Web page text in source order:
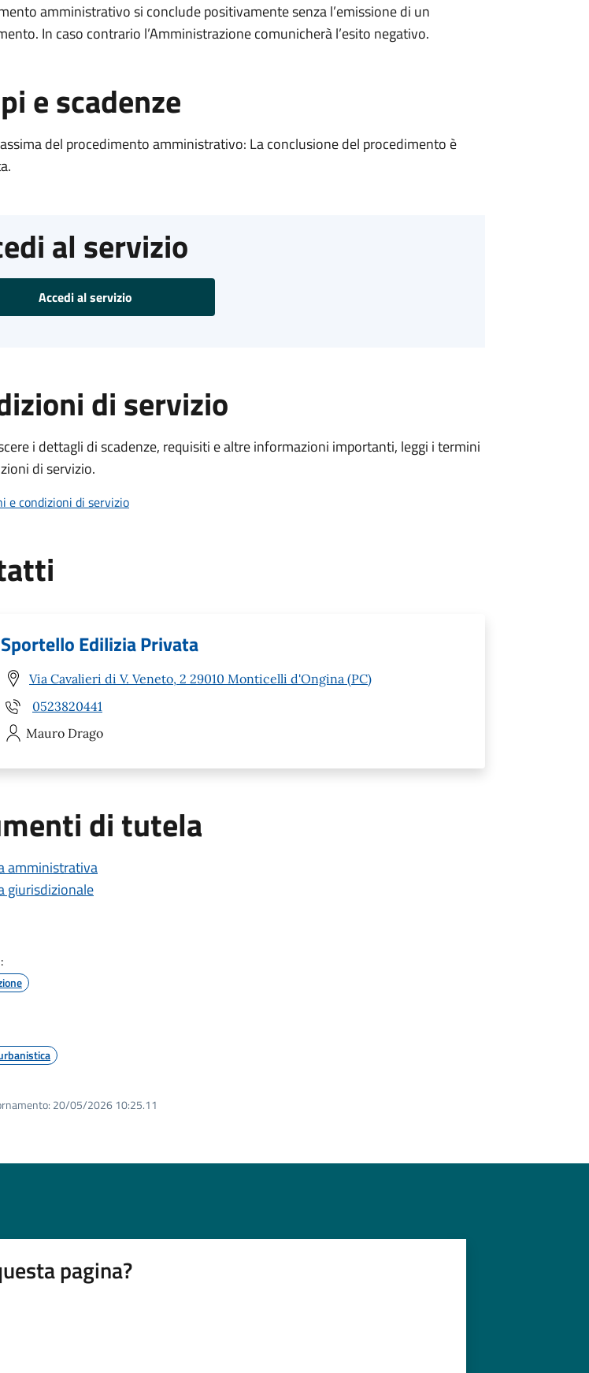
amministrativo si conclude positivamente senza l’emissione di un
In caso contrario l’Amministrazione comunicherà l’esito negativo.
e scadenze
del procedimento amministrativo: La conclusione del procedimento è
al servizio
Accedi al servizio
di servizio
i dettagli di scadenze, requisiti e altre informazioni importanti, leggi i termini
di servizio.
e condizioni di servizio
Sportello Edilizia Privata
Via Cavalieri di V. Veneto, 2 29010 Monticelli d'Ongina (PC)
0523820441
Mauro Drago
di tutela
amministrativa
giurisdizionale
20/05/2026 10:25.11
pagina?